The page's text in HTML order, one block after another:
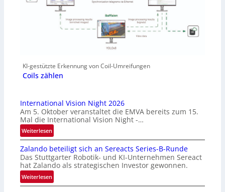
KI-gestützte Erkennung von Coil-Umreifungen
Coils zählen
International Vision Night 2026
Am 5. Oktober veranstaltet die EMVA bereits zum 15.
Mal die International Vision Night -…
Weiterlesen:
I
n
t
e
r
n
Zalando beteiligt sich an Sereacts Series-B-Runde
Das Stuttgarter Robotik- und KI-Unternehmen Sereact
hat Zalando als strategischen Investor gewonnen.
Weiterlesen:
Z